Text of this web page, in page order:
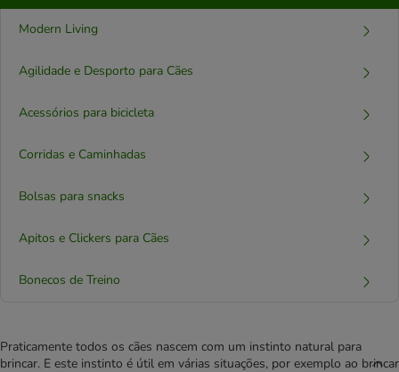
Modern Living
Agilidade e Desporto para Cães
Acessórios para bicicleta
Corridas e Caminhadas
Bolsas para snacks
Apitos e Clickers para Cães
Bonecos de Treino
Praticamente todos os cães nascem com um instinto natural para
brincar. E este instinto é útil em várias situações, por exemplo ao brincar